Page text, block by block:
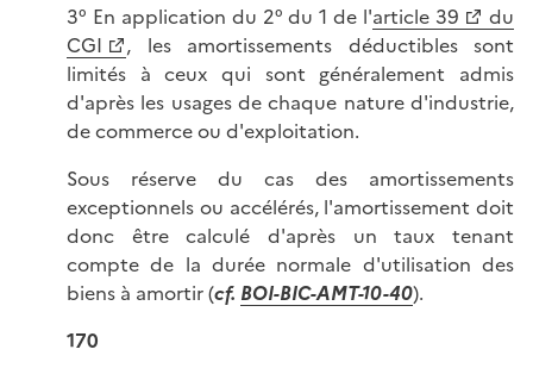
3° En application du 2° du 1 de l'article 39
du
CGI
, les amortissements déductibles sont
limités à ceux qui sont généralement admis
d'après les usages de chaque nature d'industrie,
de commerce ou d'exploitation.
Sous réserve du cas des amortissements
exceptionnels ou accélérés, l'amortissement doit
donc être calculé d'après un taux tenant
compte de la durée normale d'utilisation des
biens à amortir (cf. BOI-BIC-AMT-10-40).
170